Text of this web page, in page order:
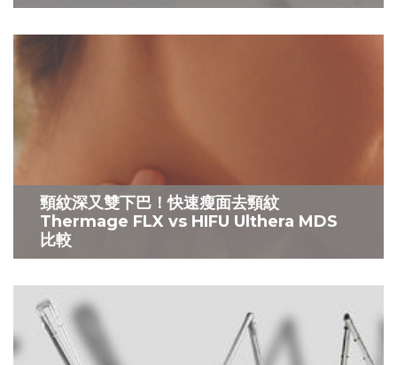
頸紋深又雙下巴！快速瘦面去頸紋
Thermage FLX vs HIFU Ulthera MDS
比較